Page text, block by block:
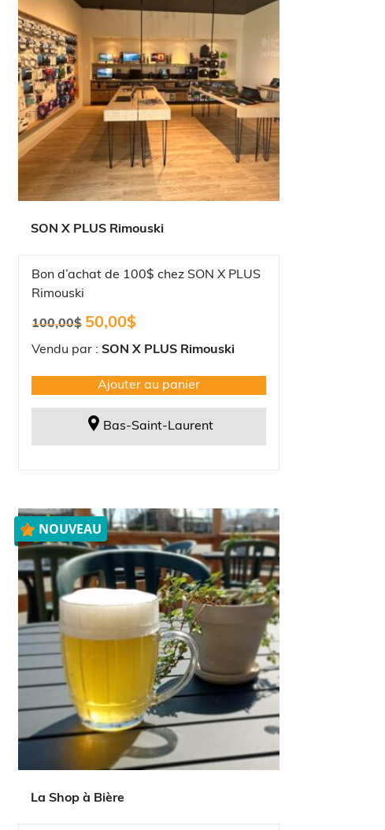
SON X PLUS Rimouski
Bon d’achat de 100$ chez SON X PLUS
Rimouski
100,00$
Le
initial
100,00$.
50,00$
actuel
50,00$.
Vendu par :SON X PLUS Rimouski
Ajouter au panier
Bas-Saint-Laurent
NOUVEAU
La Shop à Bière